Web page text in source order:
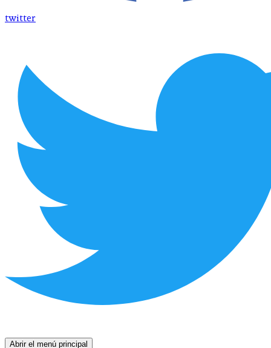
twitter
Abrir el menú principal